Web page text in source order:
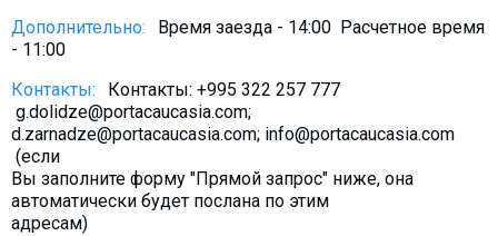
Дополнительно:
Время заезда - 14:00 Расчетное время
- 11:00
Контакты:
Контакты: +995 322 257 777
g.dolidze@portacaucasia.com;
d.zarnadze@portacaucasia.com; info@portacaucasia.com
(если
Вы заполните форму "Прямой запрос" ниже, она
автоматически будет послана по этим
адресам)